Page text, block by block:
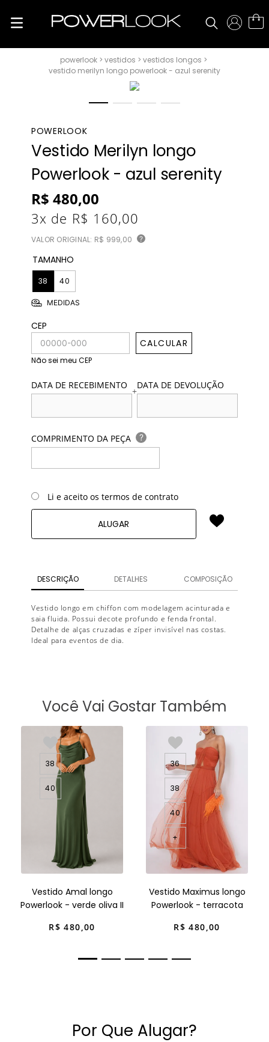
vestidos
vestidos longos
vestido merilyn longo powerlook - azul serenity
POWERLOOK
Vestido Merilyn longo
Powerlook - azul serenity
R$ 480,00
3x de R$ 160,00
VALOR ORIGINAL: R$ 999,00 ?
TAMANHO
38 40
MEDIDAS
CEP
CALCULAR
Não sei meu CEP
DATA DE RECEBIMENTO +DATA DE DEVOLUÇÃO
COMPRIMENTO DA PEÇA ?
Li e aceito os termos de contrato
ALUGAR
DESCRIÇÃO DETALHES COMPOSIÇÃO
Vestido longo em chiffon com modelagem acinturada e
saia fluida. Possui decote profundo e fenda frontal.
Detalhe de alças cruzadas e zíper invisível nas costas.
Ideal para eventos de dia.
Você Vai Gostar Também
38
40
Vestido Amal longo
Powerlook - verde oliva II
R$ 480,00
36
38
40
+
Vestido Maximus longo
Powerlook - terracota
R$ 480,00
Por Que Alugar?